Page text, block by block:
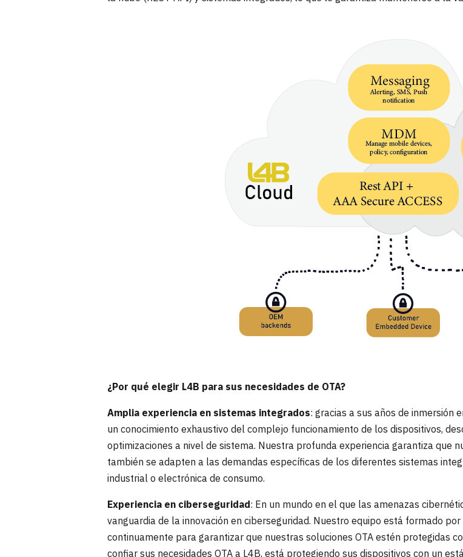
¿Por qué elegir L4B para sus necesidades de OTA?
Amplia experiencia en sistemas integrados: gracias a sus años de inmersión
un conocimiento exhaustivo del complejo funcionamiento de los dispositivos,
optimizaciones a nivel de sistema. Nuestra profunda experiencia garantiza que
también se adapten a las demandas específicas de los diferentes sistemas
industrial o electrónica de consumo.
Experiencia en ciberseguridad: En un mundo en el que las amenazas
vanguardia de la innovación en ciberseguridad. Nuestro equipo está formado
continuamente para garantizar que nuestras soluciones OTA estén protegidas
confiar sus necesidades OTA a L4B, está protegiendo sus dispositivos con un